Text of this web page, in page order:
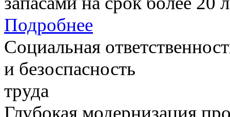
Подробнее
Социальная
и безоспасность
труда
Глубокая модернизация